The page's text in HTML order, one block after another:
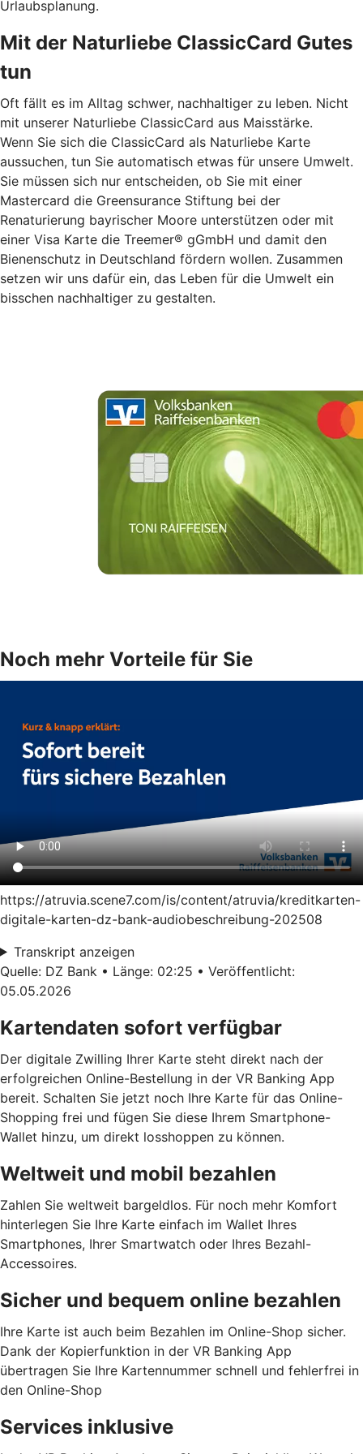
Urlaubsplanung.
Mit der Naturliebe ClassicCard Gutes
tun
Oft fällt es im Alltag schwer, nachhaltiger zu leben. Nicht
mit unserer Naturliebe ClassicCard aus Maisstärke.
Wenn Sie sich die ClassicCard als Naturliebe Karte
aussuchen, tun Sie automatisch etwas für unsere Umwelt.
Sie müssen sich nur entscheiden, ob Sie mit einer
Mastercard die Greensurance Stiftung bei der
Renaturierung bayrischer Moore unterstützen oder mit
einer Visa Karte die Treemer® gGmbH und damit den
Bienenschutz in Deutschland fördern wollen. Zusammen
setzen wir uns dafür ein, das Leben für die Umwelt ein
bisschen nachhaltiger zu gestalten.
Noch mehr Vorteile für Sie
https://atruvia.scene7.com/is/content/atruvia/kreditkarten-
digitale-karten-dz-bank-audiobeschreibung-202508
Transkript anzeigen
Quelle: DZ Bank • Länge: 02:25 • Veröffentlicht:
05.05.2026
Kartendaten sofort verfügbar
Der digitale Zwilling Ihrer Karte steht direkt nach der
erfolgreichen Online-Bestellung in der VR Banking App
bereit. Schalten Sie jetzt noch Ihre Karte für das Online-
Shopping frei und fügen Sie diese Ihrem Smartphone-
Wallet hinzu, um direkt losshoppen zu können.
Weltweit und mobil bezahlen
Zahlen Sie weltweit bargeldlos. Für noch mehr Komfort
hinterlegen Sie Ihre Karte einfach im Wallet Ihres
Smartphones, Ihrer Smartwatch oder Ihres Bezahl-
Accessoires.
Sicher und bequem online bezahlen
Ihre Karte ist auch beim Bezahlen im Online-Shop sicher.
Dank der Kopierfunktion in der VR Banking App
übertragen Sie Ihre Kartennummer schnell und fehlerfrei in
den Online-Shop
Services inklusive